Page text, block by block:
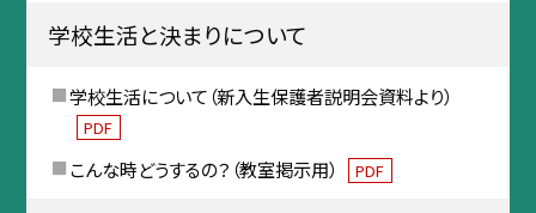
学校生活と決まりについて
学校生活について（新入生保護者説明会資料より）
PDF
こんな時どうするの？（教室掲示用） PDF